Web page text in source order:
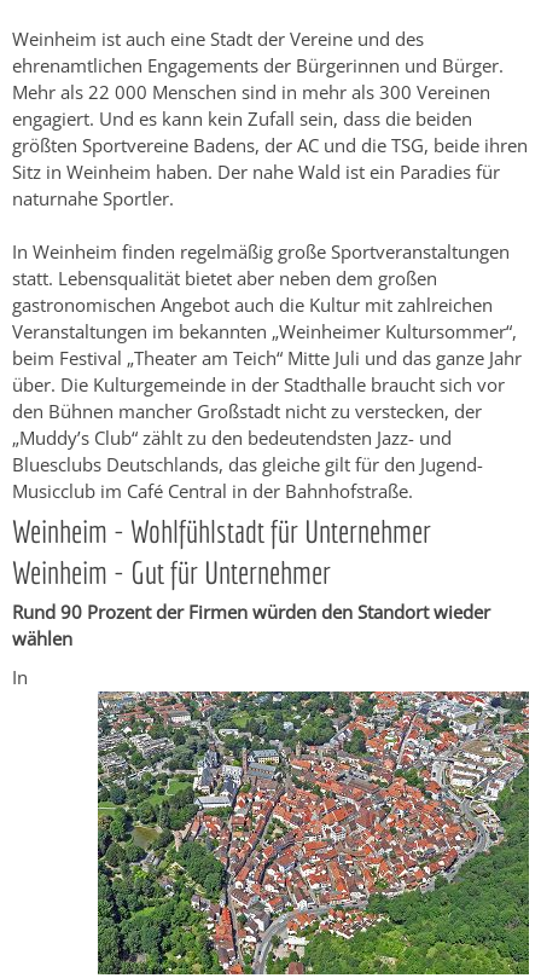
Weinheim ist auch eine Stadt der Vereine und des
ehrenamtlichen Engagements der Bürgerinnen und Bürger.
Mehr als 22 000 Menschen sind in mehr als 300 Vereinen
engagiert. Und es kann kein Zufall sein, dass die beiden
größten Sportvereine Badens, der AC und die TSG, beide ihren
Sitz in Weinheim haben. Der nahe Wald ist ein Paradies für
naturnahe Sportler.
In Weinheim finden regelmäßig große Sportveranstaltungen
statt. Lebensqualität bietet aber neben dem großen
gastronomischen Angebot auch die Kultur mit zahlreichen
Veranstaltungen im bekannten „Weinheimer Kultursommer“,
beim Festival „Theater am Teich“ Mitte Juli und das ganze Jahr
über. Die Kulturgemeinde in der Stadthalle braucht sich vor
den Bühnen mancher Großstadt nicht zu verstecken, der
„Muddy’s Club“ zählt zu den bedeutendsten Jazz- und
Bluesclubs Deutschlands, das gleiche gilt für den Jugend-
Musicclub im Café Central in der Bahnhofstraße.
Weinheim - Wohlfühlstadt für Unternehmer
Weinheim - Gut für Unternehmer
Rund 90 Prozent der Firmen würden den Standort wieder
wählen
In